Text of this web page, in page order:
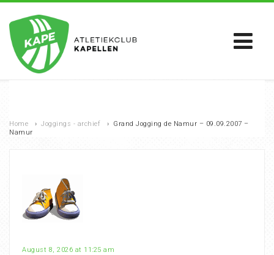
Home › Joggings - archief › Grand Jogging de Namur – 09.09.2007 –
Namur
August 8, 2026 at 11:25 am